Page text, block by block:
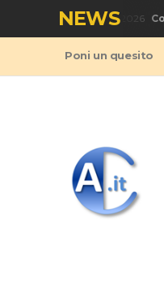
NEWS
LIBRO - Codice Appalti 2026
Poni un quesito